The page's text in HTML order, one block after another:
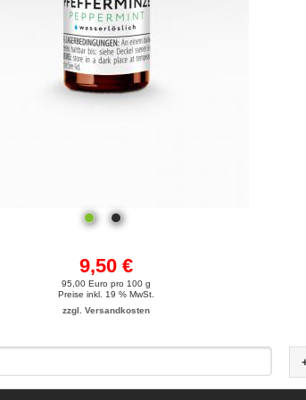
9,50 €
95,00 Euro pro 100 g
Preise inkl. 19 % MwSt.
zzgl. Versandkosten